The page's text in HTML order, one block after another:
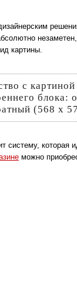
картины.
блока:
(568 х
систему, которая
можно